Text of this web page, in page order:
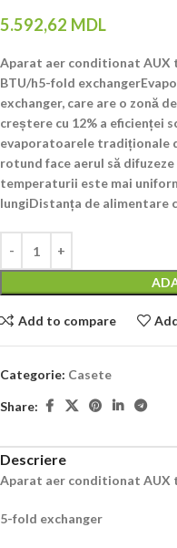
5.592,62 MDL
Aparat aer conditionat AUX
BTU/h5-fold
exchanger, care are o zonă
creștere cu 12% a eficienței
evaporatoarele tradiționale
rotund face aerul să
temperaturii este mai
lungiDistanța de alimentare
Add to compare
Categorie: Casete
Share:
Descriere
Aparat aer conditionat AUX
5-fold exchanger